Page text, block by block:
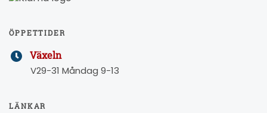
ÖPPETTIDER
Växeln
V29-31 Måndag 9-13
LÄNKAR